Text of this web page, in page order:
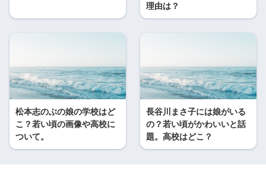
理由は？
松本志のぶの娘の学校はど
こ？若い頃の画像や高校に
ついて。
長谷川まさ子には娘がいる
の？若い頃がかわいいと話
題。高校はどこ？